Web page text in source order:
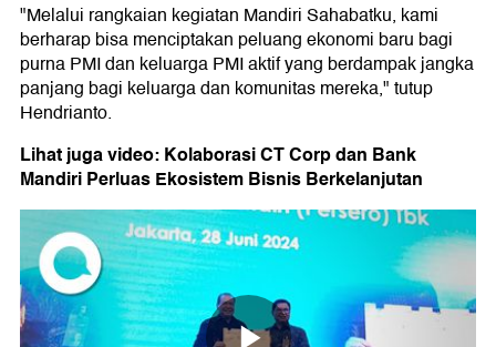
"Melalui rangkaian kegiatan Mandiri Sahabatku, kami
berharap bisa menciptakan peluang ekonomi baru bagi
purna PMI dan keluarga PMI aktif yang berdampak jangka
panjang bagi keluarga dan komunitas mereka," tutup
Hendrianto.
Lihat juga video: Kolaborasi CT Corp dan Bank
Mandiri Perluas Ekosistem Bisnis Berkelanjutan